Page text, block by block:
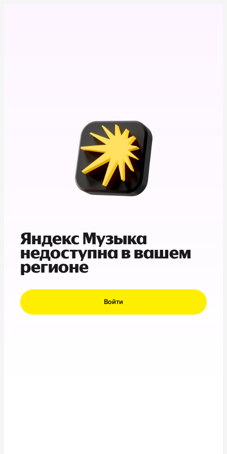
Яндекс Музыка
недоступна в вашем
регионе
Войти